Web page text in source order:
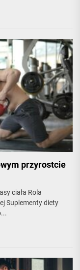
przyrostcie
ciała Rola
Suplementy diety